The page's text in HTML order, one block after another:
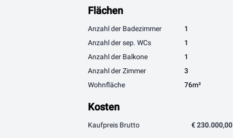
Flächen
Anzahl der Badezimmer
1
Anzahl der sep. WCs
1
Anzahl der Balkone
1
Anzahl der Zimmer
3
Wohnfläche
76m²
Kosten
Kaufpreis Brutto € 230.000,00